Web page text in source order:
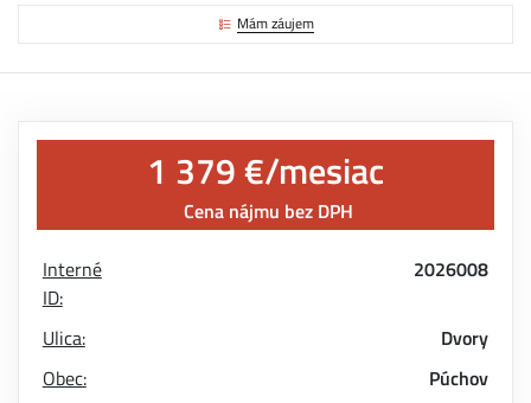
Mám záujem
1 379 €/mesiac
Cena nájmu bez DPH
Interné
ID:
2026008
Ulica:
Dvory
Obec:
Púchov